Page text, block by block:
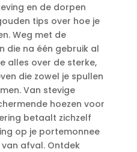
en de dorpen
tips over hoe je
Weg met de
die na één gebruik al
alles over de sterke,
die zowel je spullen
Van stevige
hoezen voor
betaalt zichzelf
op je portemonnee
afval.​ Ontdek